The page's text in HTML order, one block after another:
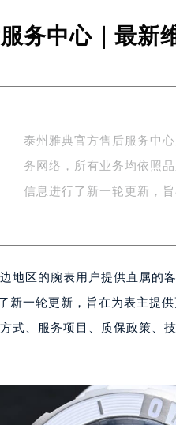
号置地商务中心东塔写字
号嘉兴世界贸易中心写字楼
大道998号绿地双子塔（中
号华润中心写字楼（万象
路7号华贸大厦写字楼1座30
号华润大厦写字楼B座11层
1号恒力城写字楼15层03室
建湘路393号世茂环球金融
号华润大厦写字楼29层2905室
务中心｜最新
泰州雅典官方售后服务中
务网络，所有业务均依照
信息进行了新一轮更新，
地区的腕表用户提供直属的
新一轮更新，旨在为表主提
式、服务项目、质保政策、